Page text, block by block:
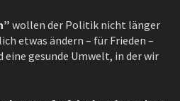
wollen der Politik nicht länger
etwas ändern – für Frieden –
gesunde Umwelt, in der wir